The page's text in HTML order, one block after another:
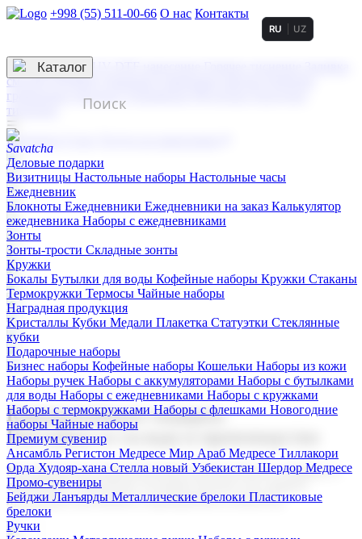
+998 (55) 511-00-66 О нас Контакты
3D гравировка
смолой (Doming)
гравировка твердая
тиснение
RU UZ
☰
Контакты
Каталог
Деловые подарки
Визитницы Настольные наборы Настольные часы
Ежедневник
Блокноты Ежедневники Ежедневники на заказ Калькулятор
ежедневника Наборы с ежедневниками
Зонты
Зонты-трости Складные зонты
Кружки
Бокалы Бутылки для воды Кофейные наборы Кружки Стаканы
Термокружки Термосы Чайные наборы
Наградная продукция
Kристаллы Кубки Медали Плакетка Статуэтки Стеклянные
кубки
Подарочные наборы
Бизнес наборы Кофейные наборы Кошельки Наборы из кожи
Наборы ручек Наборы с аккумуляторами Наборы с бутылками
для воды Наборы с ежедневниками Наборы с кружками
Наборы с термокружками Наборы с флешками Новогодние
наборы Чайные наборы
Премиум сувенир
Ансамбль Регистон Медресе Мир Араб Медресе Тиллакори
Орда Худояр-хана Стелла новый Узбекистан Шердор Медресе
Промо-сувениры
Бейджи Ланъярды Металлические брелоки Пластиковые
брелоки
Ручки
Корпоративные подарки
Поставка со склада и производство
Мы предлагаем широкий выбор корпоративных подарков и
сувениров с логотипом. В нашем каталоге вы найдете
продукцию для бизнеса, мероприятия и клиентов.